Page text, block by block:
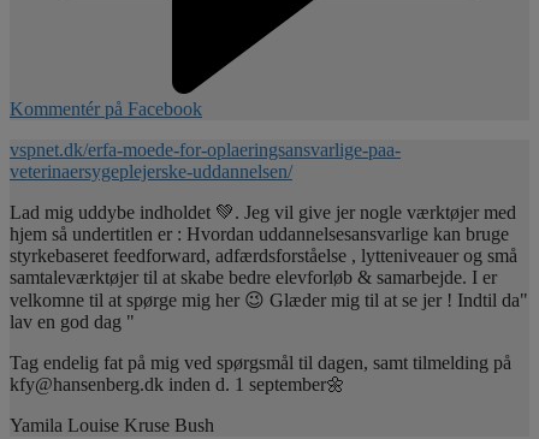
Kommentér på Facebook
vspnet.dk/erfa-moede-for-oplaeringsansvarlige-paa-
veterinaersygeplejerske-uddannelsen/
Lad mig uddybe indholdet 💚. Jeg vil give jer nogle værktøjer med
hjem så undertitlen er : Hvordan uddannelsesansvarlige kan bruge
styrkebaseret feedforward, adfærdsforståelse , lytteniveauer og små
samtaleværktøjer til at skabe bedre elevforløb & samarbejde. I er
velkomne til at spørge mig her 😉 Glæder mig til at se jer ! Indtil da"
lav en god dag "
Tag endelig fat på mig ved spørgsmål til dagen, samt tilmelding på
kfy@hansenberg.dk inden d. 1 september🌼
Yamila Louise Kruse Bush